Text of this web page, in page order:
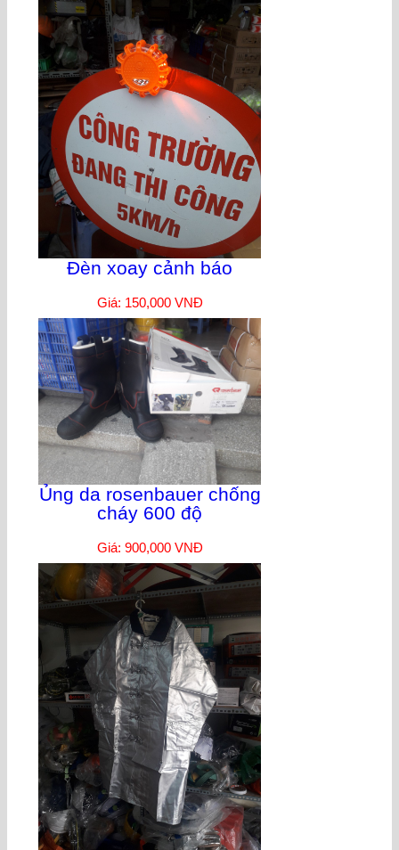
Đèn xoay cảnh báo
Giá: 150,000 VNĐ
Ủng da rosenbauer chống
cháy 600 độ
Giá: 900,000 VNĐ